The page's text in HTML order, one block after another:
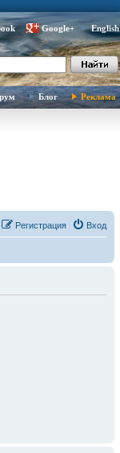
Google+ English
Блог Реклама
Вход
Регистрация